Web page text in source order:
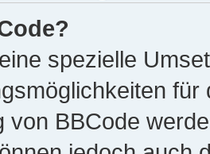
spezielle
von BBCode